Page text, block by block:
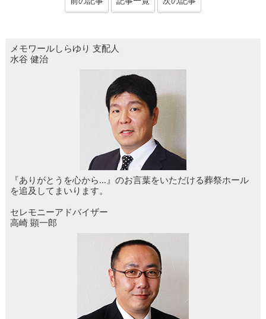
メモワールしらゆり 支配人
水谷 健治
『ありがとうを心から...』のお言葉をいただける葬祭ホール
を追及してまいります。
セレモニーアドバイザー
高崎 顕一郎